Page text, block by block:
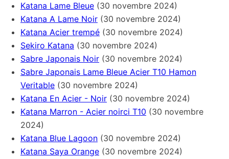
Katana Lame Bleue (30 novembre 2024)
Katana A Lame Noir (30 novembre 2024)
Katana Acier trempé (30 novembre 2024)
Sekiro Katana (30 novembre 2024)
Sabre Japonais Noir (30 novembre 2024)
Sabre Japonais Lame Bleue Acier T10 Hamon
Veritable (30 novembre 2024)
Katana En Acier - Noir (30 novembre 2024)
Katana Marron - Acier noirci T10 (30 novembre
2024)
Katana Blue Lagoon (30 novembre 2024)
Katana Saya Orange (30 novembre 2024)